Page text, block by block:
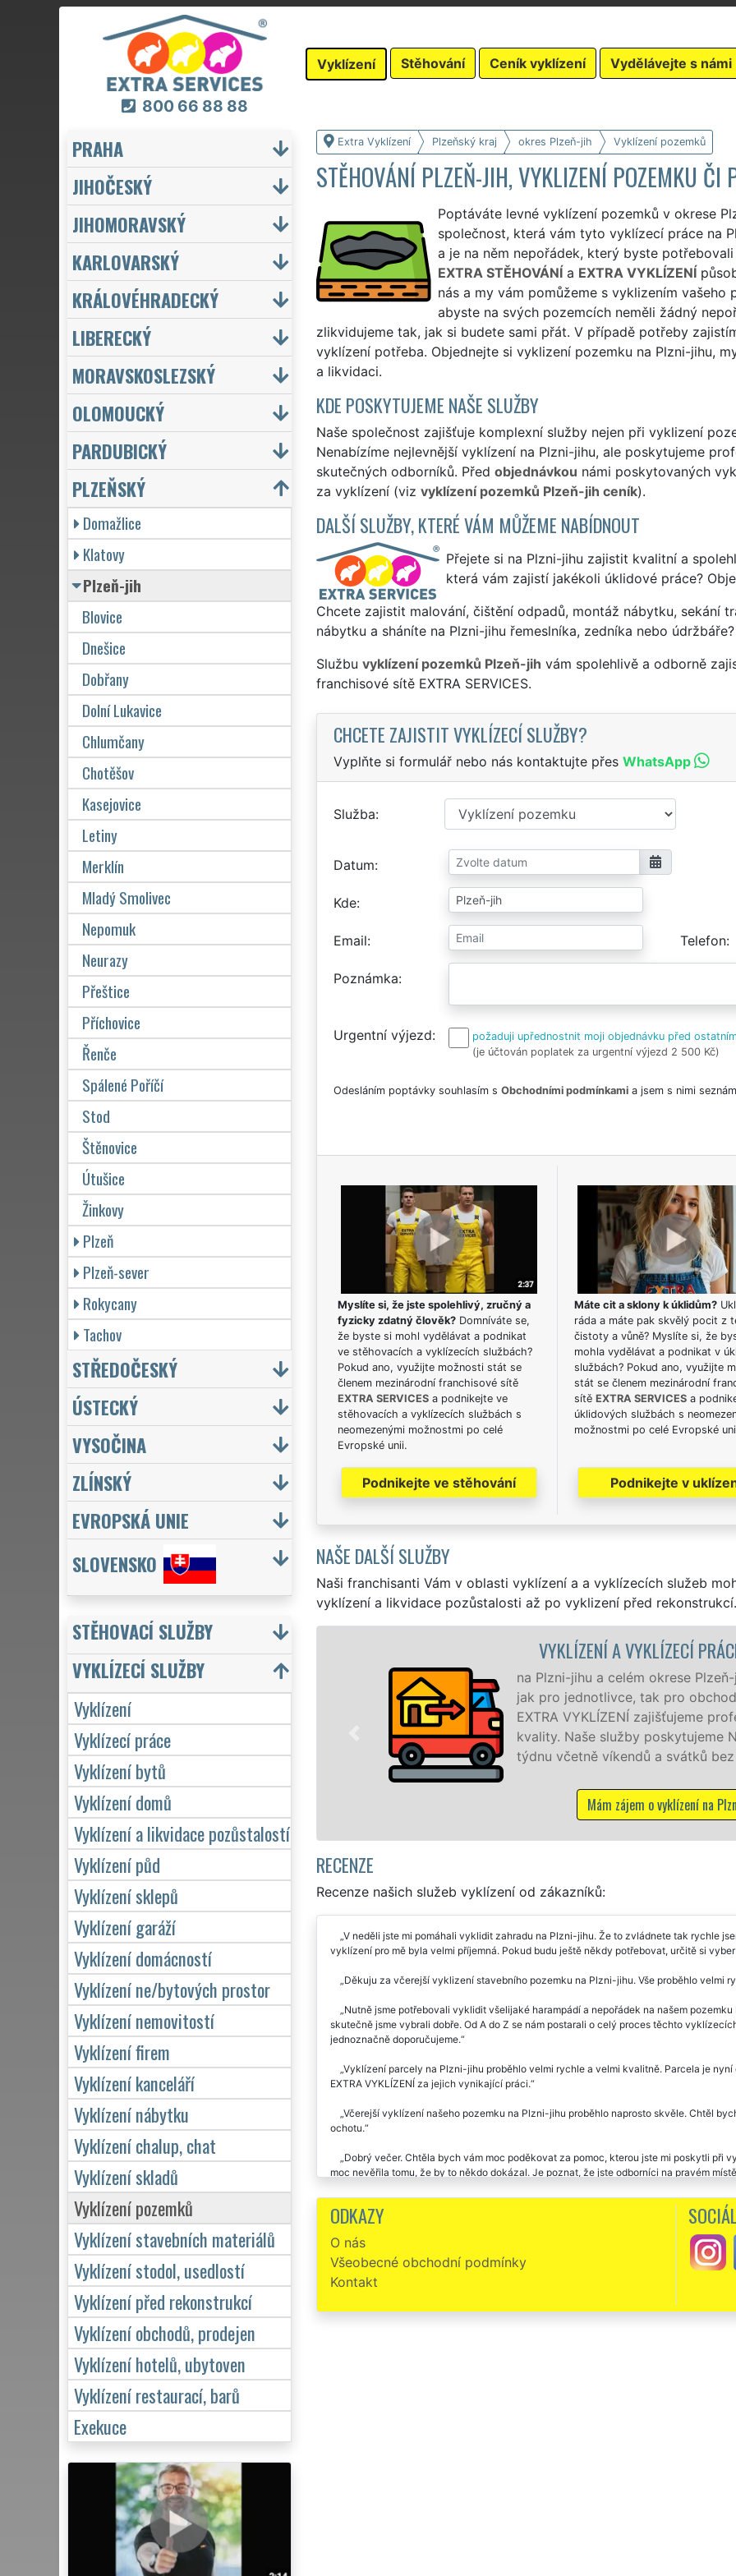
800 66 88 88
Vyklízení Stěhování Ceník vyklízení Vydělávejte s námi
Extra Vyklízení Plzeňský kraj okres Plzeň-jih Vyklízení pozemků
STĚHOVÁNÍ PLZEŇ-JIH, VYKLIZENÍ POZEMKU ČI
Poptáváte levné vyklízení pozemků v okrese
společnost, která vám tyto vyklízecí práce na
a je na něm nepořádek, který byste
EXTRA STĚHOVÁNÍa EXTRA VYKLÍZENÍ
nás a my vám pomůžeme s vyklizením
abyste na svých pozemcích neměli žádný
zlikvidujeme tak, jak si budete sami přát. V případě potřeby
vyklízení potřeba. Objednejte si vyklizení pozemku na Plzni-jihu,
a likvidaci.
KDE POSKYTUJEME NAŠE SLUŽBY
Naše společnost zajišťuje komplexní služby nejen při vyklizení
Nenabízíme nejlevnější vyklízení na Plzni-jihu, ale poskytujeme
skutečných odborníků. Před objednávkou námi poskytovaných
za vyklízení (viz vyklízení pozemků Plzeň-jih ceník).
DALŠÍ SLUŽBY, KTERÉ VÁM MŮŽEME NABÍDNOUT
Přejete si na Plzni-jihu zajistit kvalitní a
která vám zajistí jakékoli úklidové práce?
Chcete zajistit malování, čištění odpadů, montáž nábytku, sekání
nábytku a sháníte na Plzni-jihu řemeslníka, zedníka nebo
Službu vyklízení pozemků Plzeň-jih vám spolehlivě a odborně
franchisové sítě EXTRA SERVICES.
CHCETE ZAJISTIT VYKLÍZECÍ SLUŽBY?
Vyplňte si formulář nebo nás kontaktujte přes WhatsApp
Služba
Datum
Kde
Email Telefon
Poznámka
Urgentní výjezd
požaduji upřednostnit moji objednávku před
(je účtován poplatek za urgentní výjezd 2 500 Kč)
Odesláním poptávky souhlasím s Obchodními podmínkamia jsem s nimi
Myslíte si, že jste spolehlivý, zručný a
fyzicky zdatný člověk?Domníváte se,
že byste si mohl vydělávat a podnikat
ve stěhovacích a vyklízecích službách?
Pokud ano, využijte možnosti stát se
členem mezinárodní franchisové sítě
EXTRA SERVICESa podnikejte ve
stěhovacích a vyklízecích službách s
neomezenými možnostmi po celé
Evropské unii.
Podnikejte ve stěhování
Máte cit a sklony k úklidům?
ráda a máte pak skvělý pocit z
čistoty a vůně? Myslíte si, že
mohla vydělávat a podnikat v
službách? Pokud ano, využijte
stát se členem mezinárodní
sítě EXTRA SERVICESa
úklidových službách s
možnostmi po celé Evropské
Podnikejte v
NAŠE DALŠÍ SLUŽBY
Naši franchisanti Vám v oblasti vyklízení a a vyklízecích služeb
vyklízení a likvidace pozůstalosti až po vyklizení před rekonstrukcí.
VYKLÍZENÍ A VYKLÍZECÍ PRÁCE PLZEŇ-JIH
na Plzni-jihu a celém okrese Plzeň-jih zajišťujeme služby vyklízení, a to
jak pro jednotlivce, tak pro obchodní společnosti. Pod značkou sítě
EXTRA VYKLÍZENÍ zajišťujeme profesionální a kvalitní servis se zárukou
kvality. Naše služby poskytujeme NON-STOP 24 hodin denně, 7 dní v
týdnu včetně víkendů a svátků bez příplatků.
RECENZE
Recenze našich služeb vyklízení od zákazníků:
V neděli jste mi pomáhali vyklidit zahradu na Plzni-jihu. Že to zvládnete tak rychle
vyklízení pro mě byla velmi příjemná. Pokud budu ještě někdy potřebovat, určitě si
Děkuju za včerejší vyklizení stavebního pozemku na Plzni-jihu. Vše proběhlo velmi
Nutně jsme potřebovali vyklidit všelijaké harampádí a nepořádek na našem pozemku
skutečně jsme vybrali dobře. Od A do Z se nám postarali o celý proces těchto
jednoznačně doporučujeme.
Vyklízení parcely na Plzni-jihu proběhlo velmi rychle a velmi kvalitně. Parcela je
EXTRA VYKLÍZENÍ za jejich vynikající práci.
Včerejší vyklízení našeho pozemku na Plzni-jihu proběhlo naprosto skvěle. Chtěl
ochotu.
Dobrý večer. Chtěla bych vám moc poděkovat za pomoc, kterou jste mi poskytli při
moc nevěřila tomu, že by to někdo dokázal. Je poznat, že jste odborníci na pravém
ODKAZY
O nás
Všeobecné obchodní podmínky
Kontakt
PRAHA
JIHOČESKÝ
JIHOMORAVSKÝ
KARLOVARSKÝ
KRÁLOVÉHRADECKÝ
LIBERECKÝ
MORAVSKOSLEZSKÝ
OLOMOUCKÝ
PARDUBICKÝ
PLZEŇSKÝ
Domažlice
Klatovy
Plzeň-jih
Blovice
Dnešice
Dobřany
Dolní Lukavice
Chlumčany
Chotěšov
Kasejovice
Letiny
Merklín
Mladý Smolivec
Nepomuk
Neurazy
Přeštice
Příchovice
Řenče
Spálené Poříčí
Stod
Štěnovice
Útušice
Žinkovy
Plzeň
Plzeň-sever
Rokycany
Tachov
STŘEDOČESKÝ
ÚSTECKÝ
VYSOČINA
ZLÍNSKÝ
EVROPSKÁ UNIE
SLOVENSKO
STĚHOVACÍ SLUŽBY
VYKLÍZECÍ SLUŽBY
Vyklízení
Vyklízecí práce
Vyklízení bytů
Vyklízení domů
Vyklízení a likvidace pozůstalostí
Vyklízení půd
Vyklízení sklepů
Vyklízení garáží
Vyklízení domácností
Vyklízení ne/bytových prostor
Vyklízení nemovitostí
Vyklízení firem
Vyklízení kanceláří
Vyklízení nábytku
Vyklízení chalup, chat
Vyklízení skladů
Vyklízení pozemků
Vyklízení stavebních materiálů
Vyklízení stodol, usedlostí
Vyklízení před rekonstrukcí
Vyklízení obchodů, prodejen
Vyklízení hotelů, ubytoven
Vyklízení restaurací, barů
Exekuce